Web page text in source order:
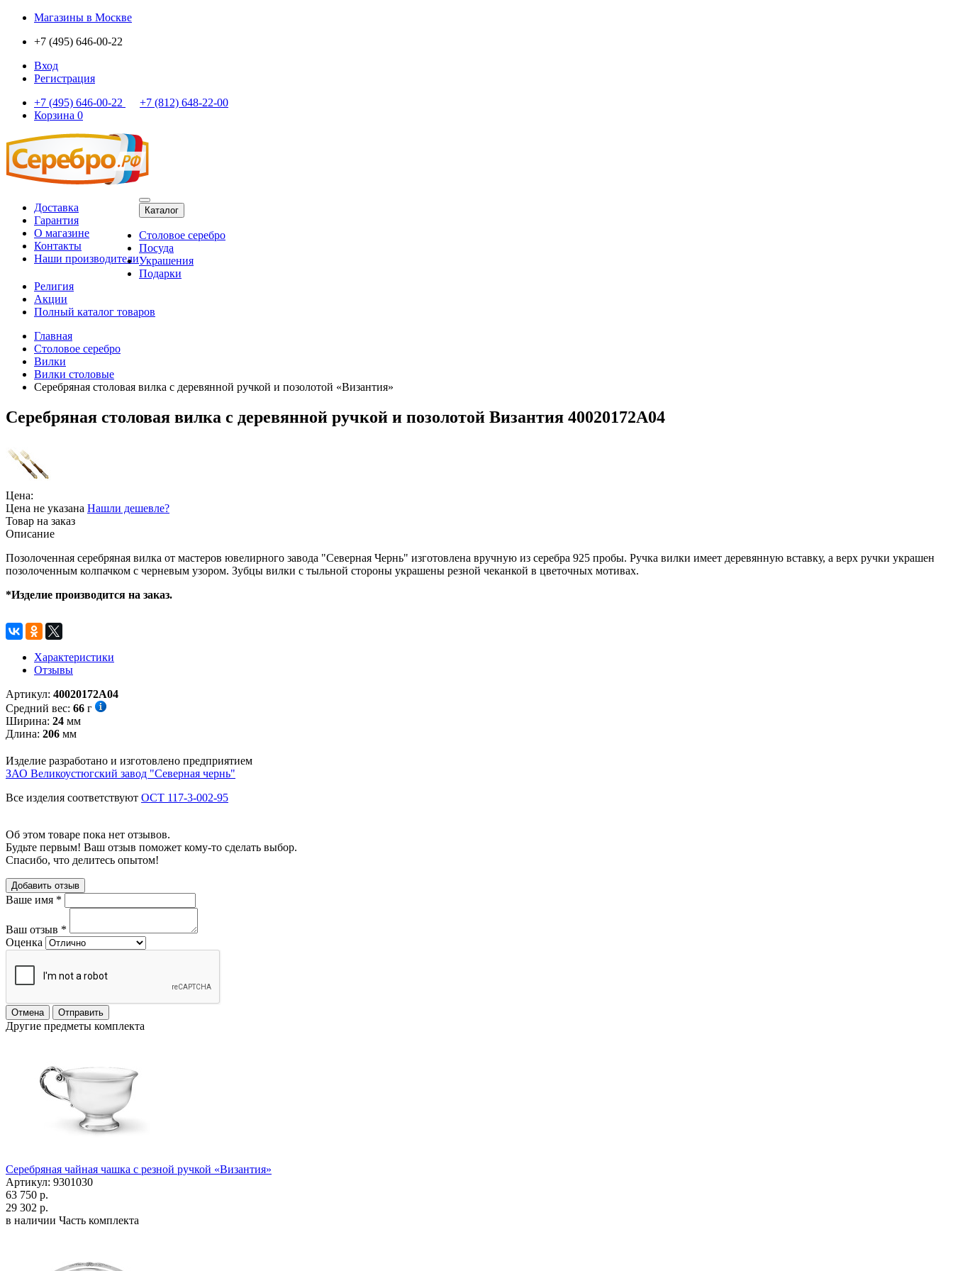
Магазины в Москве
+7 (495) 646-00-22
Вход
Регистрация
+7 (495) 646-00-22
+7 (812) 648-22-00
Корзина 0
Доставка
Гарантия
О магазине
Контакты
Наши производители
Каталог
Столовое серебро
Посуда
Украшения
Подарки
Религия
Акции
Полный каталог товаров
Главная
Столовое серебро
Вилки
Вилки столовые
Серебряная столовая вилка с деревянной ручкой и позолотой «Византия»
Серебряная столовая вилка с деревянной ручкой и позолотой Византия 40020172А04
Цена:
Цена не указана Нашли дешевле?
Товар на заказ
Описание
Позолоченная серебряная вилка от мастеров ювелирного завода "Северная Чернь" изготовлена вручную из серебра 925 пробы. Ручка вилки имеет деревянную вставку, а верх ручки украшен
позолоченным колпачком с черневым узором. Зубцы вилки с тыльной стороны украшены резной чеканкой в цветочных мотивах.
*Изделие производится на заказ.
Характеристики
Отзывы
Артикул: 40020172А04
Средний вес: 66 г
Ширина: 24 мм
Длина: 206 мм
Изделие разработано и изготовлено предприятием
ЗАО Великоустюгский завод "Северная чернь"
Все изделия соответствуют ОСТ 117-3-002-95
Об этом товаре пока нет отзывов.
Будьте первым! Ваш отзыв поможет кому-то сделать выбор.
Спасибо, что делитесь опытом!
Добавить отзыв
Ваше имя *
Ваш отзыв *
Оценка
Отмена Отправить
Другие предметы комплекта
Серебряная чайная чашка с резной ручкой «Византия»
Артикул: 9301030
63 750 р.
29 302 р.
в наличии Часть комплекта